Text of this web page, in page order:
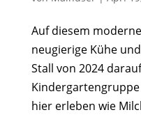
Auf diesem
neugierige Kühe
Stall von 2024
hier erleben wie